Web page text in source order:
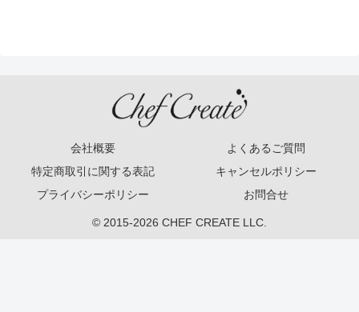
会社概要
よくあるご質問
特定商取引に関する表記
キャンセルポリシー
プライバシーポリシー
お問合せ
© 2015-2026 CHEF CREATE LLC.